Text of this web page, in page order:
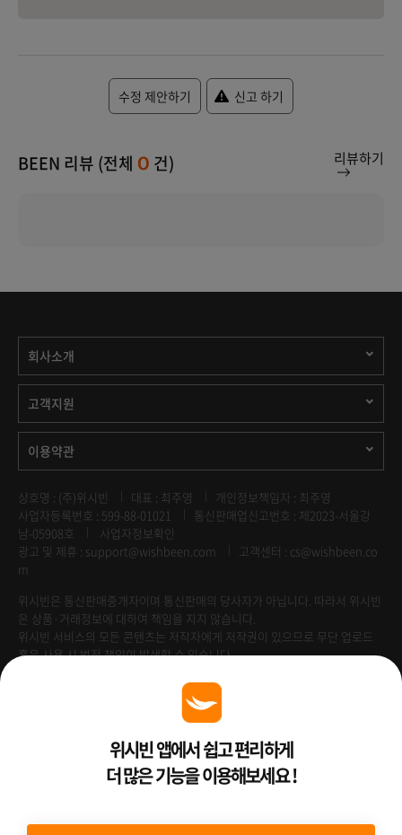
수정 제안하기 신고 하기
BEEN 리뷰 (전체 0 건) 리뷰하기
회사소개
고객지원
이용약관
상호명 : (주)위시빈 대표 : 최주영
개인정보책임자 : 최주영
사업자등록번호 : 599-88-01021
통신판매업신고번호 : 제2023-서울강
남-05908호
사업자정보확인
광고 및 제휴 : support@wishbeen.com
고객센터 : cs@wishbeen.co
m
위시빈은 통신판매중개자이며 통신판매의 당사자가 아닙니다. 따라서 위시빈
은 상품·거래정보에 대하여 책임을 지지 않습니다.
위시빈 서비스의 모든 콘텐츠는 저작자에게 저작권이 있으므로 무단 업로드
혹은 사용 시 법적 책임이 발생할 수 있습니다.
Venture Enterprise위시빈 앱에서 쉽고 편리하게
더 많은 기능을 이용해보세요 !